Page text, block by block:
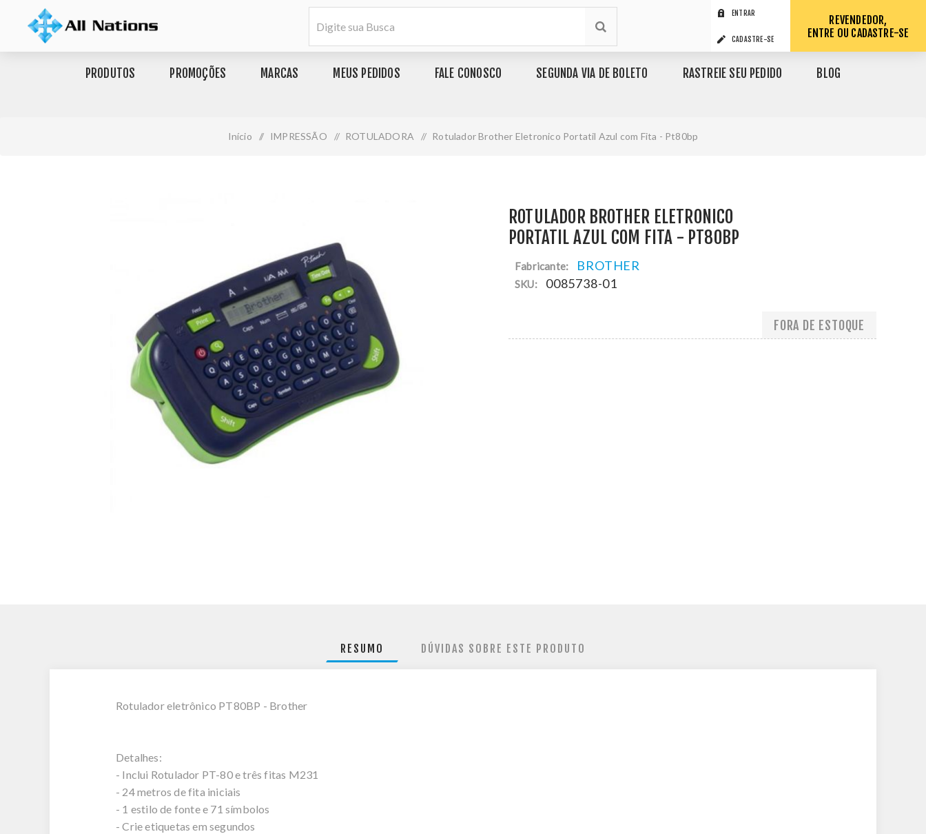
ENTRAR
CADASTRE-SE
REVENDEDOR,
ENTRE OU CADASTRE-SE
PRODUTOS PROMOÇÕES MARCAS MEUS PEDIDOS FALE CONOSCO SEGUNDA VIA DE BOLETO RASTREIE SEU PEDIDO BLOG
Início / IMPRESSÃO / ROTULADORA / Rotulador Brother Eletronico Portatil Azul com Fita - Pt80bp
ROTULADOR BROTHER ELETRONICO
PORTATIL AZUL COM FITA - PT80BP
Fabricante: BROTHER
SKU: 0085738-01
FORA DE ESTOQUE
RESUMO DÚVIDAS SOBRE ESTE PRODUTO
Rotulador eletrônico PT80BP - Brother
Detalhes:
- Inclui Rotulador PT-80 e três fitas M231
- 24 metros de fita iniciais
- 1 estilo de fonte e 71 símbolos
- Crie etiquetas em segundos